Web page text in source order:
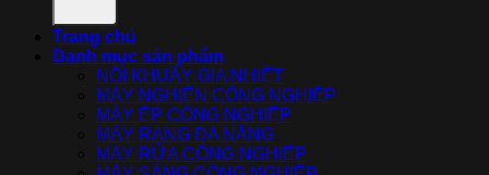
Trang chủ
Danh mục sản phẩm
NỒI KHUẤY GIA NHIỆT
MÁY NGHIỀN CÔNG NGHIỆP
MÁY ÉP CÔNG NGHIỆP
MÁY RANG ĐA NĂNG
MÁY RỬA CÔNG NGHIỆP